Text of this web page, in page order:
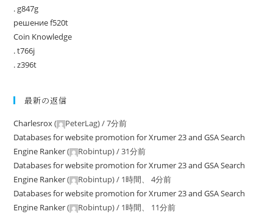
. g847g
решение f520t
Coin Knowledge
. t766j
. z396t
最新の返信
Charlesrox( PeterLag) /7分前
Databases for website promotion for Xrumer 23 and GSA Search
Engine Ranker( Robintup) /31分前
Databases for website promotion for Xrumer 23 and GSA Search
Engine Ranker( Robintup) / 1時間、 4分前
Databases for website promotion for Xrumer 23 and GSA Search
Engine Ranker( Robintup) / 1時間、 11分前